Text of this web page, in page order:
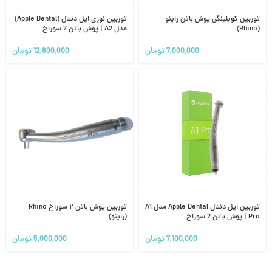
توربین کوپلینگی پوش باتن راینو
(Rhino)
7,000,000تومان
توربین نوری اپل دنتال (Apple Dental)
مدل A2 | پوش باتن 2 سوراخ
12,800,000تومان
توربین اپل دنتال Apple Dental مدل A1
Pro | پوش باتن 2 سوراخ
7,100,000تومان
توربین پوش باتن ۲ سوراخ Rhino
(راینو)
5,000,000تومان